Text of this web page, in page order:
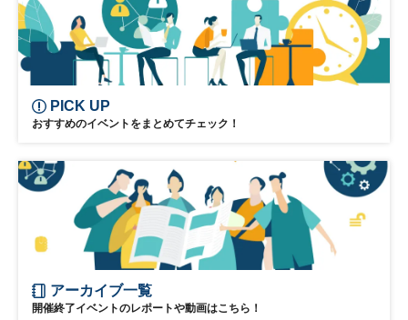
日経オンラインセミナー
PICK UP
おすすめのイベントをまとめてチェック！
アーカイブ一覧
開催終了イベントのレポートや動画はこちら！